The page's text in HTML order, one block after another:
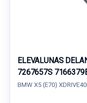
ELEVALUNAS
7267657S
BMW X5 (E70)